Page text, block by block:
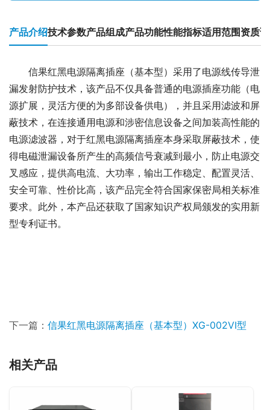
产品介绍技术参数产品组成产品功能性能指标适用范围资质
信果红黑电源隔离插座（基本型）采用了电源线传导泄
漏发射防护技术，该产品不仅具备普通的电源插座功能（电
源扩展，灵活方便的为多部设备供电），并且采用滤波和屏
蔽技术，在连接通用电源和涉密信息设备之间加装高性能的
电源滤波器，对于红黑电源隔离插座本身采取屏蔽技术，使
得电磁泄漏设备所产生的高频信号衰减到最小，防止电源交
叉感应，提供高电流、大功率，输出工作稳定、配置灵活、
安全可靠、性价比高，该产品完全符合国家保密局相关标准
要求。此外，本产品还获取了国家知识产权局颁发的实用新
型专利证书。
下一篇： 信果红黑电源隔离插座（基本型）XG-002VI型
相关产品